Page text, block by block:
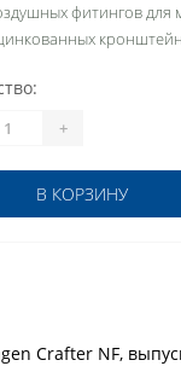
фитингов для
+
В КОРЗИНУ
Crafter NF,